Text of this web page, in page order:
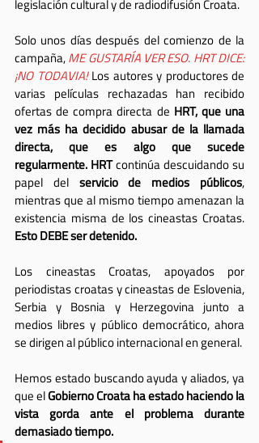
legislación cultural y de radiodifusión Croata.
Solo unos días después del comienzo de la
campaña, ME GUSTARÍA VER ESO. HRT DICE:
¡NO TODAVIA! Los autores y productores de
varias películas rechazadas han recibido
ofertas de compra directa de HRT, que una
vez más ha decidido abusar de la llamada
directa, que es algo que sucede
regularmente. HRT continúa descuidando su
papel del servicio de medios públicos,
mientras que al mismo tiempo amenazan la
Esto DEBE ser detenido.
Los cineastas Croatas, apoyados por
periodistas croatas y cineastas de Eslovenia,
Serbia y Bosnia y Herzegovina junto a
medios libres y público democrático, ahora
se dirigen al público internacional en general.
Hemos estado buscando ayuda y aliados, ya
que el Gobierno Croata ha estado haciendo la
vista gorda ante el problema durante
demasiado tiempo.